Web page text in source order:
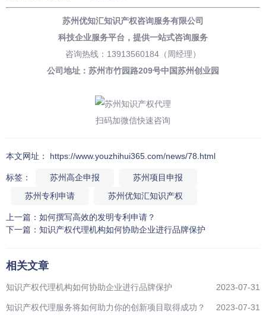
苏州优知汇知识产权咨询服务有限公司
科技企业服务平台， 提供一站式咨询服务
咨询热线：13913560184（周经理）
公司地址：苏州市竹园路209号中国苏州创业园
扫码加微信快速咨询
本文网址： https://www.youzhihui365.com/news/78.html
标签： 苏州高企申报
苏州项目申报
苏州专利申请
苏州优知汇知识产权
上一篇： 如何撰写高效的发明专利申请？
下一篇： 知识产权代理机构如何协助企业进行品牌保护
相关文章
2023-07-31
知识产权代理机构如何协助企业进行品牌保护
2023-07-31
知识产权代理服务将如何助力你的创新项目取得成功？